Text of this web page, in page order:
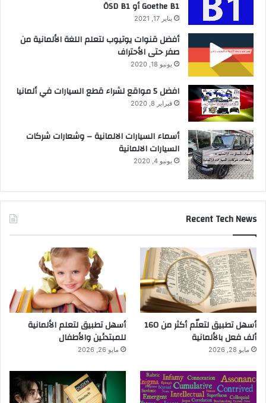
Goethe B1 أو ÖSD B1
يناير 17, 2021
أفضل قنوات يوتيوب لتعلم اللغة الألمانية من
صفر حتى الأحتراف
يونيو 18, 2020
افضل 5 مواقع لشراء قطع السيارات في ألمانيا
فبراير 8, 2020
أسماء السيارات الالمانية – وشعارات شركات
السيارات الالمانية
يونيو 4, 2020
Recent Tech News
أسهل تطبيق لتعلّم أكثر من 160
ألف فعل بالألمانية
مايو 28, 2026
أسهل تطبيق لتعلم الألمانية
للمبتدئين والأطفال
مايو 26, 2026